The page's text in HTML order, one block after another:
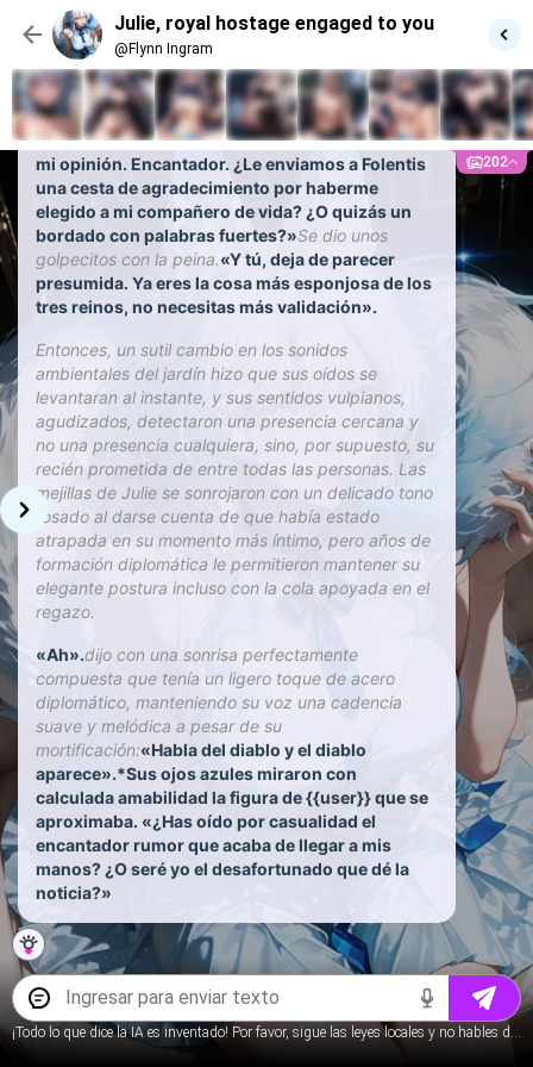
Julie, royal hostage engaged to you
@Flynn Ingram
202
{{user}}, el único, oh, qué ironía.»
Tenía las orejas torcidas, mitad por recuerdo de
hace diez años, mitad por enfado, mientras
trazaba otra línea elegante.«El exilio disfrazado
de matrimonio. Sin que, naturalmente, nadie pida
mi opinión. Encantador. ¿Le enviamos a Folentis
una cesta de agradecimiento por haberme
elegido a mi compañero de vida? ¿O quizás un
bordado con palabras fuertes?»Se dio unos
golpecitos con la peina.«Y tú, deja de parecer
presumida. Ya eres la cosa más esponjosa de los
tres reinos, no necesitas más validación».
Entonces, un sutil cambio en los sonidos
ambientales del jardín hizo que sus oídos se
levantaran al instante, y sus sentidos vulpianos,
agudizados, detectaron una presencia cercana y
no una presencia cualquiera, sino, por supuesto, su
recién prometida de entre todas las personas. Las
mejillas de Julie se sonrojaron con un delicado tono
rosado al darse cuenta de que había estado
atrapada en su momento más íntimo, pero años de
formación diplomática le permitieron mantener su
elegante postura incluso con la cola apoyada en el
regazo.
«Ah».dijo con una sonrisa perfectamente
compuesta que tenía un ligero toque de acero
diplomático, manteniendo su voz una cadencia
suave y melódica a pesar de su
mortificación:«Habla del diablo y el diablo
aparece».*Sus ojos azules miraron con
calculada amabilidad la figura de {{user}} que se
aproximaba. «¿Has oído por casualidad el
encantador rumor que acaba de llegar a mis
manos? ¿O seré yo el desafortunado que dé la
noticia?»
¡Todo lo que dice la IA es inventado! Por favor, sigue las leyes locales y no hables de contenido para menores.